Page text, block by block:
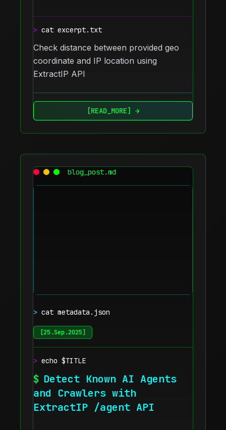
> cat excerpt.txt
Check distance between provided geo
coordinate and IP location using
ExtractIP API
[READ_MORE] →
blog_post.md
> cat metadata.json
[25.Sep.2025]
> echo $TITLE
$ Detect Known AI Agents
and Crawlers with
ExtractIP /agent API